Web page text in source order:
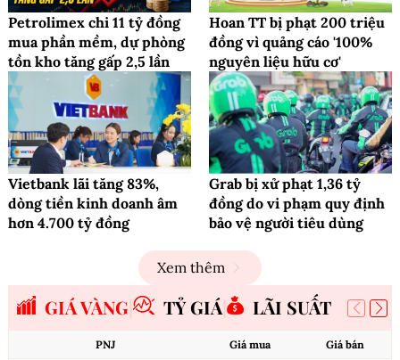
Petrolimex chi 11 tỷ đồng
mua phần mềm, dự phòng
tồn kho tăng gấp 2,5 lần
Hoan TT bị phạt 200 triệu
đồng vì quảng cáo '100%
nguyên liệu hữu cơ'
Vietbank lãi tăng 83%,
dòng tiền kinh doanh âm
hơn 4.700 tỷ đồng
Grab bị xử phạt 1,36 tỷ
đồng do vi phạm quy định
bảo vệ người tiêu dùng
Xem thêm
GIÁ VÀNG TỶ GIÁ LÃI SUẤT
PNJ Giá mua Giá bán